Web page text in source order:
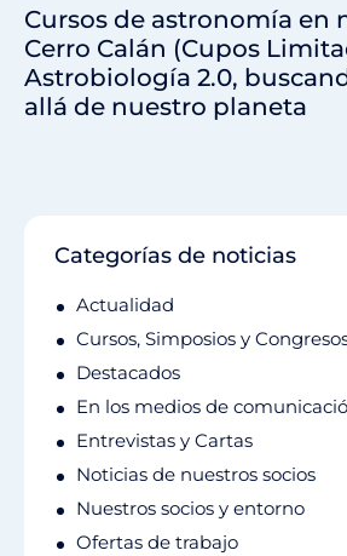
Cursos de astronomía en
Cerro Calán (Cupos
Astrobiología 2.0,
allá de nuestro planeta
Categorías de noticias
Actualidad
Cursos, Simposios y
Destacados
En los medios de
Entrevistas y Cartas
Noticias de nuestros socios
Nuestros socios y entorno
Ofertas de trabajo